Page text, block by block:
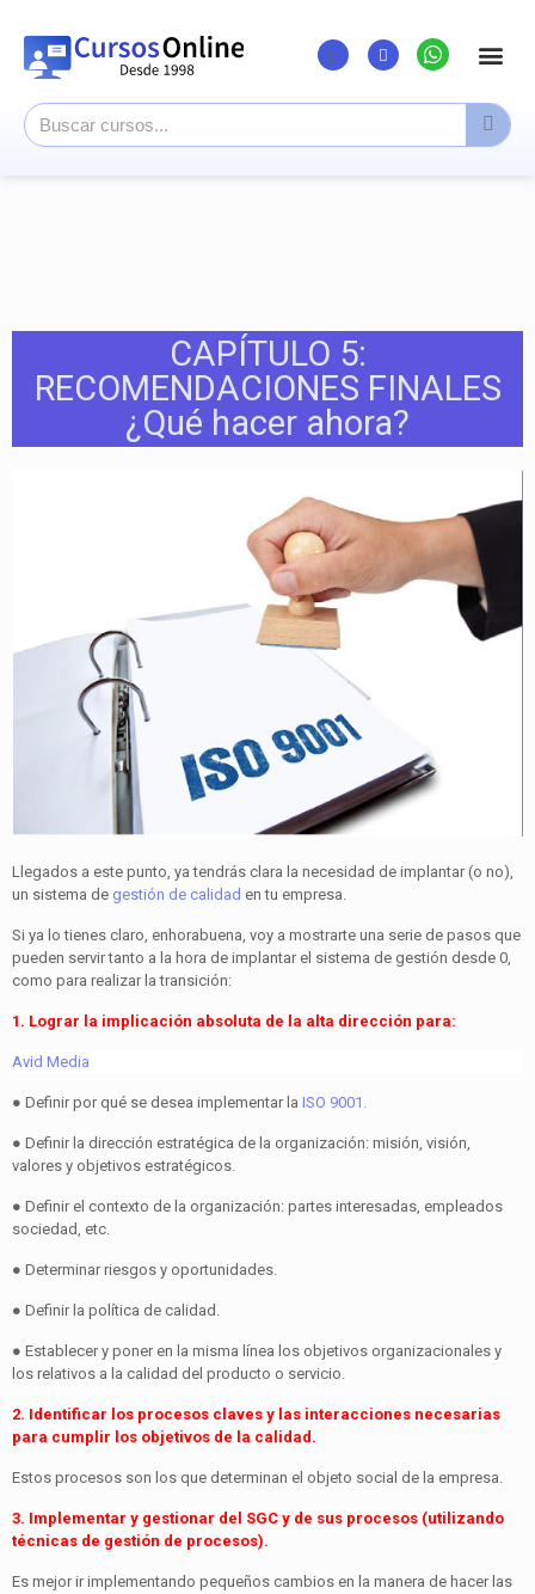
CAPÍTULO 5:
RECOMENDACIONES FINALES
¿Qué hacer ahora?
Llegados a este punto, ya tendrás clara la necesidad de implantar (o no),
un sistema de gestión de calidad en tu empresa.
Si ya lo tienes claro, enhorabuena, voy a mostrarte una serie de pasos que
pueden servir tanto a la hora de implantar el sistema de gestión desde 0,
como para realizar la transición:
1. Lograr la implicación absoluta de la alta dirección para:
Avid Media
● Definir por qué se desea implementar la ISO 9001.
● Definir la dirección estratégica de la organización: misión, visión,
valores y objetivos estratégicos.
● Definir el contexto de la organización: partes interesadas, empleados
sociedad, etc.
● Determinar riesgos y oportunidades.
● Definir la política de calidad.
● Establecer y poner en la misma línea los objetivos organizacionales y
los relativos a la calidad del producto o servicio.
2. Identificar los procesos claves y las interacciones necesarias
para cumplir los objetivos de la calidad.
Estos procesos son los que determinan el objeto social de la empresa.
3. Implementar y gestionar del SGC y de sus procesos (utilizando
técnicas de gestión de procesos).
Es mejor ir implementando pequeños cambios en la manera de hacer las